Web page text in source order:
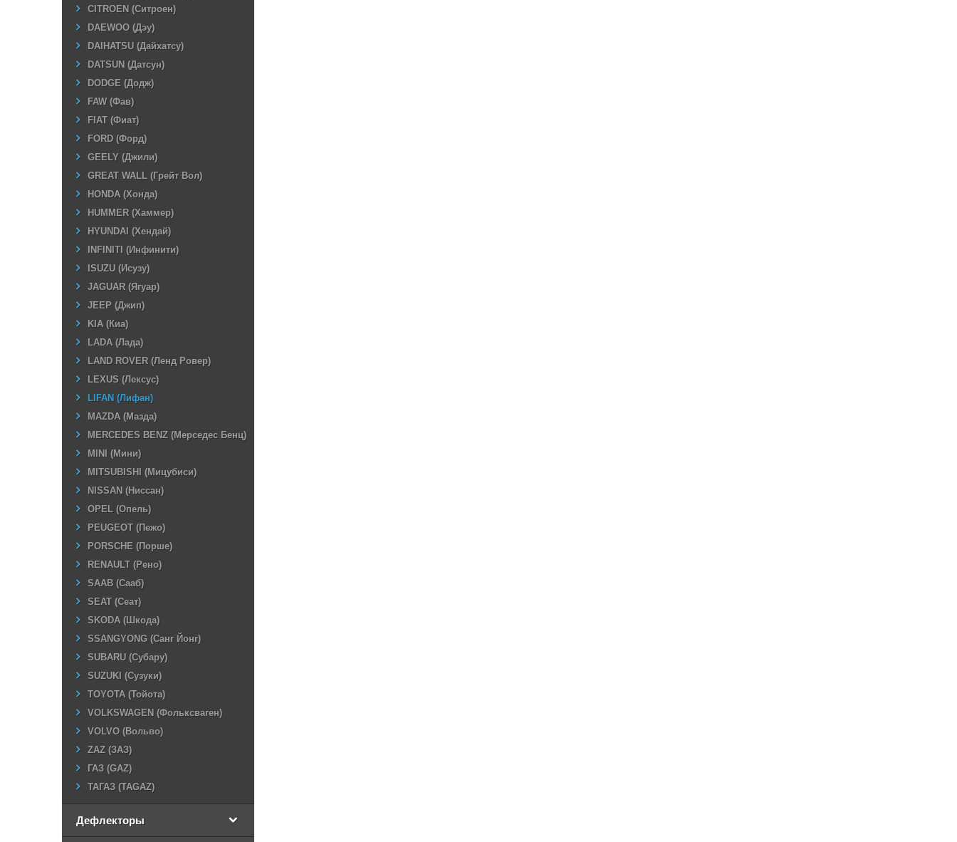
CITROEN (Ситроен)
DAEWOO (Дэу)
DAIHATSU (Дайхатсу)
DATSUN (Датсун)
DODGE (Додж)
FAW (Фав)
FIAT (Фиат)
FORD (Форд)
GEELY (Джили)
GREAT WALL (Грейт Вол)
HONDA (Хонда)
HUMMER (Хаммер)
HYUNDAI (Хендай)
INFINITI (Инфинити)
ISUZU (Исузу)
JAGUAR (Ягуар)
JEEP (Джип)
KIA (Киа)
LADA (Лада)
LAND ROVER (Ленд Ровер)
LEXUS (Лексус)
LIFAN (Лифан)
MAZDA (Мазда)
MERCEDES BENZ (Мерседес Бенц)
MINI (Мини)
MITSUBISHI (Мицубиси)
NISSAN (Ниссан)
OPEL (Опель)
PEUGEOT (Пежо)
PORSCHE (Порше)
RENAULT (Рено)
SAAB (Сааб)
SEAT (Сеат)
SKODA (Шкода)
SSANGYONG (Санг Йонг)
SUBARU (Субару)
SUZUKI (Сузуки)
TOYOTA (Тойота)
VOLKSWAGEN (Фольксваген)
VOLVO (Вольво)
ZAZ (ЗАЗ)
ГАЗ (GAZ)
ТАГАЗ (TAGAZ)
Дефлекторы